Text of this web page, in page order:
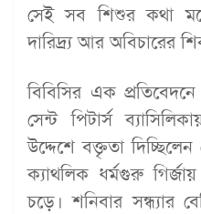
সেই সব শিশুর কথা
দারিদ্র্য আর অবিচারের
বিবিসির এক
সেন্ট পিটার্স
উদ্দেশে বক্তৃতা
ক্যাথলিক ধর্মগুরু
চড়ে। শনিবার সন্ধ্যার